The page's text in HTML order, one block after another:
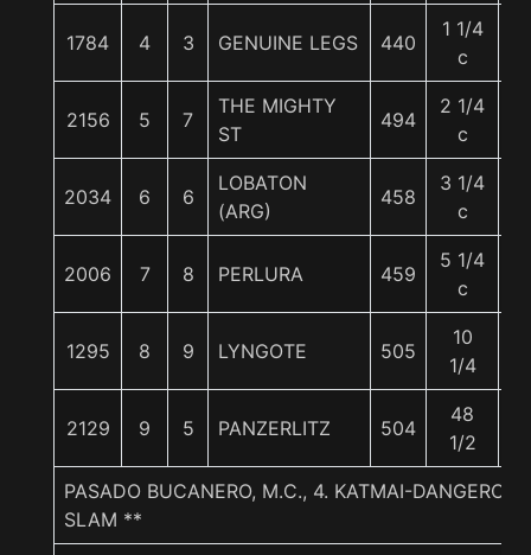
1784 4 3 GENUINE LEGS 440
1 1/4
c
2156 5 7
THE MIGHTY
ST
494
2 1/4
c
2034 6 6
LOBATON
(ARG)
458
3 1/4
c
2006 7 8 PERLURA 459
5 1/4
c
1295 8 9 LYNGOTE 505
10
1/4
2129 9 5 PANZERLITZ 504
48
1/2
PASADO BUCANERO, M.C., 4. KATMAI-
SLAM **